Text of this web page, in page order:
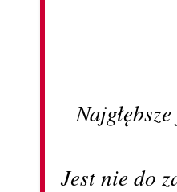
Jest nie do